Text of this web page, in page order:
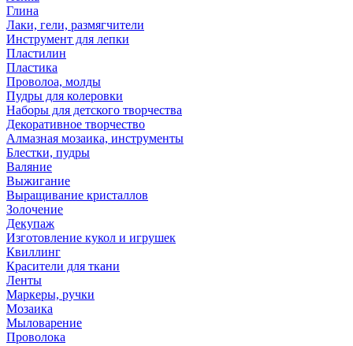
Глина
Лаки, гели, размягчители
Инструмент для лепки
Пластилин
Пластика
Проволоа, молды
Пудры для колеровки
Наборы для детского творчества
Декоративное творчество
Алмазная мозаика, инструменты
Блестки, пудры
Валяние
Выжигание
Выращивание кристаллов
Золочение
Декупаж
Изготовление кукол и игрушек
Квиллинг
Красители для ткани
Ленты
Маркеры, ручки
Мозаика
Мыловарение
Проволока